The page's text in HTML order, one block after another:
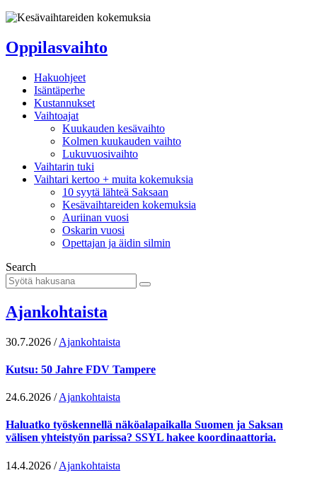
Oppilasvaihto
Hakuohjeet
Isäntäperhe
Kustannukset
Vaihtoajat
Kuukauden kesävaihto
Kolmen kuukauden vaihto
Lukuvuosivaihto
Vaihtarin tuki
Vaihtari kertoo + muita kokemuksia
10 syytä lähteä Saksaan
Kesävaihtareiden kokemuksia
Auriinan vuosi
Oskarin vuosi
Opettajan ja äidin silmin
Search
Ajankohtaista
30.7.2026 / Ajankohtaista
Kutsu: 50 Jahre FDV Tampere
24.6.2026 / Ajankohtaista
Haluatko työskennellä näköalapaikalla Suomen ja Saksan
välisen yhteistyön parissa? SSYL hakee koordinaattoria.
14.4.2026 / Ajankohtaista